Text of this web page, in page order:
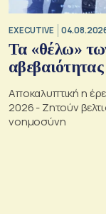
EXECUTIVE
Τα «θέλω»
Αποκαλυπτική η
2026 - Ζητούν
νοημοσύνη